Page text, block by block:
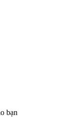
bạn